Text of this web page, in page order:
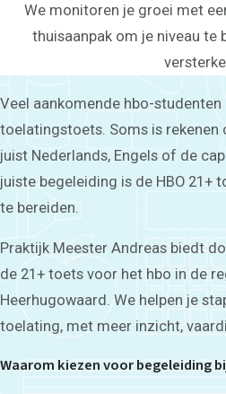
We monitoren je groei met
thuisaanpak om je niveau te
Veel aankomende hbo-studenten
toelatingstoets. Soms is rekenen
juist Nederlands, Engels of de
juiste begeleiding is de HBO 21+
te bereiden.
Praktijk Meester Andreas biedt
de 21+ toets voor het hbo in de
Heerhugowaard. We helpen je
toelating, met meer inzicht,
Waarom kiezen voor begeleiding